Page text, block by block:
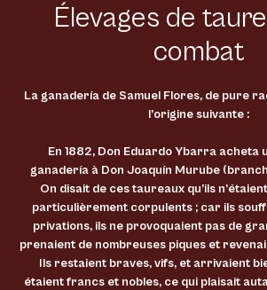
Élevages de
combat
La ganadería de Samuel Flores, de pure
l’origine suivante :
En 1882, Don Eduardo Ybarra acheta
ganadería à Don Joaquín Murube
On disait de ces taureaux qu’ils
particulièrement corpulents ; car ils
privations, ils ne provoquaient pas de
prenaient de nombreuses piques et
Ils restaient braves, vifs, et arrivaient
étaient francs et nobles, ce qui plaisait